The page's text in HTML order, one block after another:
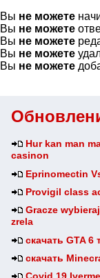
Hur kan man
casinon
Eprinomectin
Provigil class
Gracze
zrela
скачать GTA 6
скачать
Вы не можете
Вы не можете
Вы не можете
Вы не можете
Вы не можете